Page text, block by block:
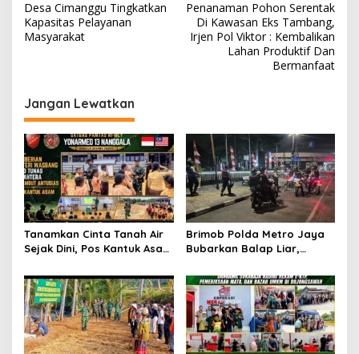
a
v
a
s
i
p
o
s
Desa Cimanggu Tingkatkan
Kapasitas Pelayanan
Masyarakat
Penanaman Pohon Serentak
Di Kawasan Eks Tambang,
Irjen Pol Viktor : Kembalikan
Lahan Produktif Dan
Bermanfaat
Jangan Lewatkan
Tanamkan Cinta Tanah Air
Sejak Dini, Pos Kantuk Asam
13/Nanggala Berikan
Pembekalan Wasbang di SD
Tunas Sejahtera Sungai
Biru
Brimob Polda Metro Jaya
Bubarkan Balap Liar,
di Jakarta Timur